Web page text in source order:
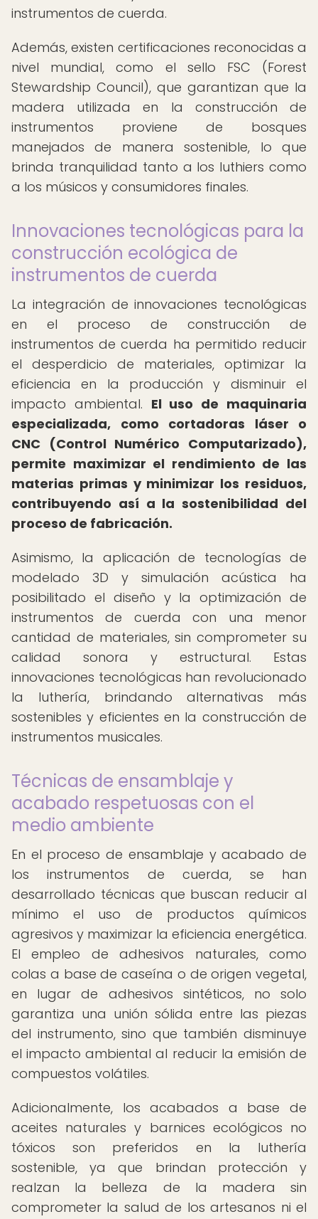
instrumentos de cuerda.
Además, existen certificaciones reconocidas a
nivel mundial, como el sello FSC (Forest
Stewardship Council), que garantizan que la
madera utilizada en la construcción de
instrumentos proviene de bosques
manejados de manera sostenible, lo que
brinda tranquilidad tanto a los luthiers como
a los músicos y consumidores finales.
Innovaciones tecnológicas para la
construcción ecológica de
instrumentos de cuerda
La integración de innovaciones tecnológicas
en el proceso de construcción de
instrumentos de cuerda ha permitido reducir
el desperdicio de materiales, optimizar la
eficiencia en la producción y disminuir el
impacto ambiental. El uso de maquinaria
especializada, como cortadoras láser o
CNC (Control Numérico Computarizado),
permite maximizar el rendimiento de las
materias primas y minimizar los residuos,
contribuyendo así a la sostenibilidad del
proceso de fabricación.
Asimismo, la aplicación de tecnologías de
modelado 3D y simulación acústica ha
posibilitado el diseño y la optimización de
instrumentos de cuerda con una menor
cantidad de materiales, sin comprometer su
calidad sonora y estructural. Estas
innovaciones tecnológicas han revolucionado
la luthería, brindando alternativas más
sostenibles y eficientes en la construcción de
instrumentos musicales.
Técnicas de ensamblaje y
acabado respetuosas con el
medio ambiente
En el proceso de ensamblaje y acabado de
los instrumentos de cuerda, se han
desarrollado técnicas que buscan reducir al
mínimo el uso de productos químicos
agresivos y maximizar la eficiencia energética.
El empleo de adhesivos naturales, como
colas a base de caseína o de origen vegetal,
en lugar de adhesivos sintéticos, no solo
garantiza una unión sólida entre las piezas
del instrumento, sino que también disminuye
el impacto ambiental al reducir la emisión de
compuestos volátiles.
Adicionalmente, los acabados a base de
aceites naturales y barnices ecológicos no
tóxicos son preferidos en la luthería
sostenible, ya que brindan protección y
realzan la belleza de la madera sin
comprometer la salud de los artesanos ni el